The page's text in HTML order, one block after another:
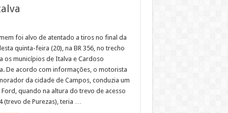
foi alvo de atentado a tiros no final da
quinta-feira (20), na BR 356, no trecho
os municípios de Italva e Cardoso
De acordo com informações, o motorista
da cidade de Campos, conduzia um
Ford, quando na altura do trevo de acesso
(trevo de Purezas), teria …